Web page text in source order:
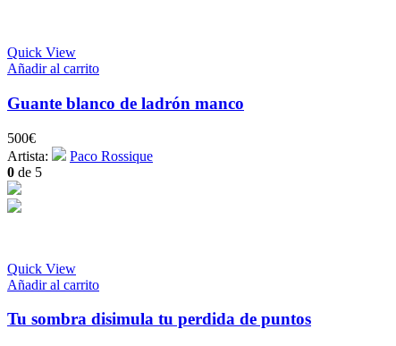
Quick View
Añadir al carrito
Guante blanco de ladrón manco
500€
Artista:
Paco Rossique
0 de 5
Quick View
Añadir al carrito
Tu sombra disimula tu perdida de puntos